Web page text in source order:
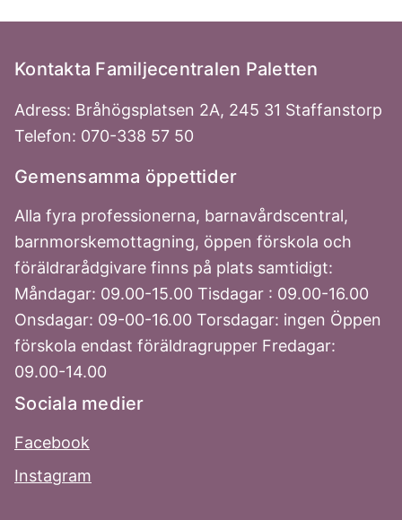
Kontakta Familjecentralen Paletten
Adress: Bråhögsplatsen 2A, 245 31 Staffanstorp
Telefon: 070-338 57 50
Gemensamma öppettider
Alla fyra professionerna, barnavårdscentral,
barnmorskemottagning, öppen förskola och
föräldrarådgivare finns på plats samtidigt:
Måndagar: 09.00-15.00 Tisdagar : 09.00-16.00
Onsdagar: 09-00-16.00 Torsdagar: ingen Öppen
förskola endast föräldragrupper Fredagar:
09.00-14.00
Sociala medier
Facebook
Instagram